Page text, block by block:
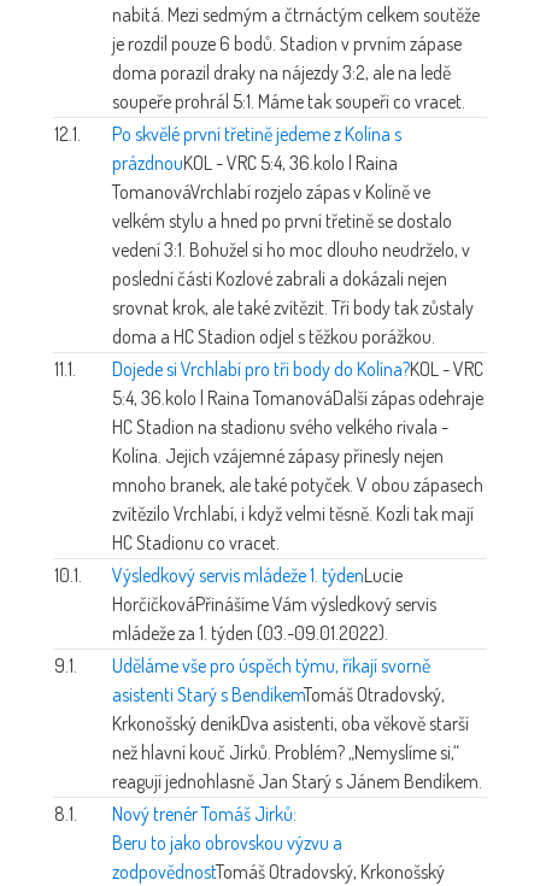
nabitá. Mezi sedmým a čtrnáctým celkem soutěže
je rozdíl pouze 6 bodů. Stadion v prvním zápase
doma porazil draky na nájezdy 3:2, ale na ledě
soupeře prohrál 5:1. Máme tak soupeři co vracet.
12.1.
Po skvělé první třetině jedeme z Kolína s
prázdnouKOL - VRC 5:4, 36.kolo | Raina
TomanováVrchlabí rozjelo zápas v Kolíně ve
velkém stylu a hned po první třetině se dostalo
vedení 3:1. Bohužel si ho moc dlouho neudrželo, v
poslední části Kozlové zabrali a dokázali nejen
srovnat krok, ale také zvítězit. Tři body tak zůstaly
doma a HC Stadion odjel s těžkou porážkou.
11.1.
Dojede si Vrchlabí pro tři body do Kolína?KOL - VRC
5:4, 36.kolo | Raina TomanováDalší zápas odehraje
HC Stadion na stadionu svého velkého rivala -
Kolína. Jejich vzájemné zápasy přinesly nejen
mnoho branek, ale také potyček. V obou zápasech
zvítězilo Vrchlabí, i když velmi těsně. Kozli tak mají
HC Stadionu co vracet.
10.1.
Výsledkový servis mládeže 1. týdenLucie
HorčičkováPřinášíme Vám výsledkový servis
mládeže za 1. týden (03.-09.01.2022).
9.1.
Uděláme vše pro úspěch týmu, říkají svorně
asistenti Starý s BendíkemTomáš Otradovský,
Krkonošský deníkDva asistenti, oba věkově starší
než hlavní kouč Jirků. Problém? „Nemyslíme si,“
reagují jednohlasně Jan Starý s Jánem Bendíkem.
8.1.
Nový trenér Tomáš Jirků:
Beru to jako obrovskou výzvu a
zodpovědnostTomáš Otradovský, Krkonošský